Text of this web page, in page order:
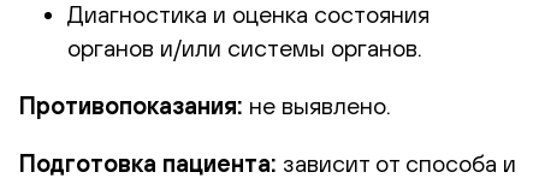
Диагностика и оценка состояния
органов и/или системы органов.
Противопоказания: не выявлено.
Подготовка пациента: зависит от способа и